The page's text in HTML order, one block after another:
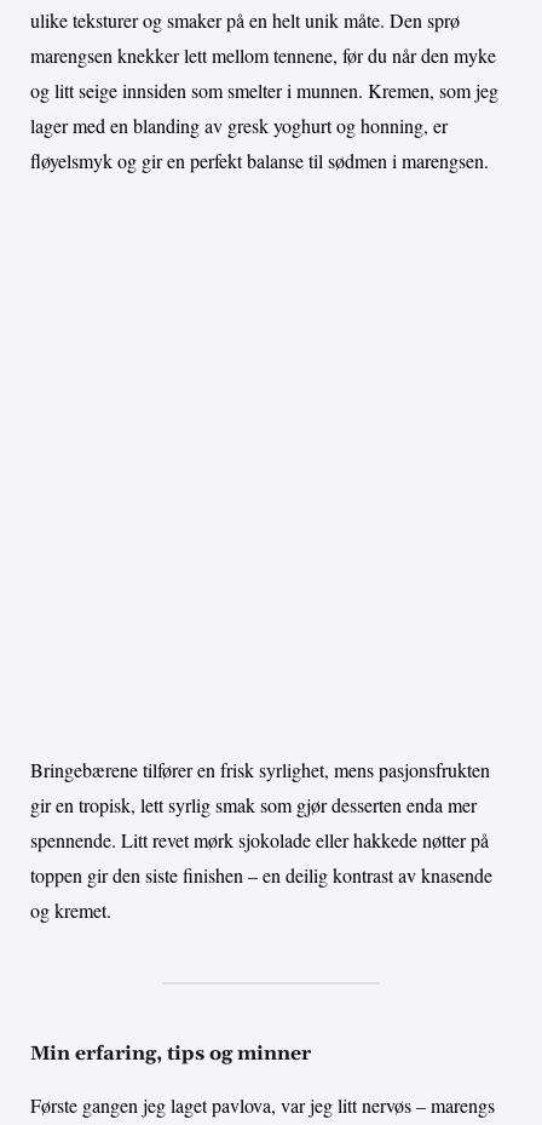
ulike teksturer og smaker på en helt unik måte. Den sprø
marengsen knekker lett mellom tennene, før du når den myke
og litt seige innsiden som smelter i munnen. Kremen, som jeg
lager med en blanding av gresk yoghurt og honning, er
fløyelsmyk og gir en perfekt balanse til sødmen i marengsen.
Bringebærene tilfører en frisk syrlighet, mens pasjonsfrukten
gir en tropisk, lett syrlig smak som gjør desserten enda mer
spennende. Litt revet mørk sjokolade eller hakkede nøtter på
toppen gir den siste finishen – en deilig kontrast av knasende
og kremet.
Min erfaring, tips og minner
Første gangen jeg laget pavlova, var jeg litt nervøs – marengs